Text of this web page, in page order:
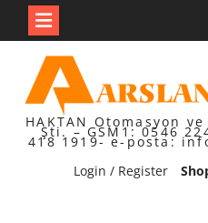
content
HAKTAN Otomasyon
Şti. – GSM1: 0546
418 1919- e-posta:
Login / Register